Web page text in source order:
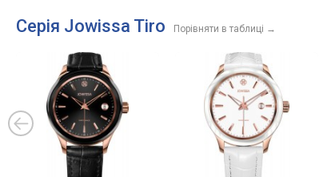
Серія Jowissa Tiro Порівняти в таблиці →